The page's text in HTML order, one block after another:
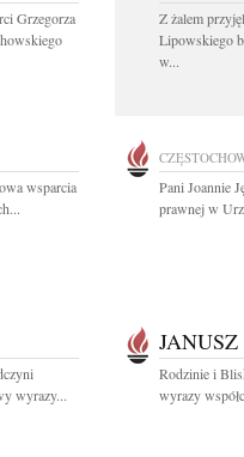
Grzegorza
Z żalem
Lipowskiego
w...
wsparcia
Pani Joannie
prawnej w
wyrazy...
Rodzinie i
wyrazy